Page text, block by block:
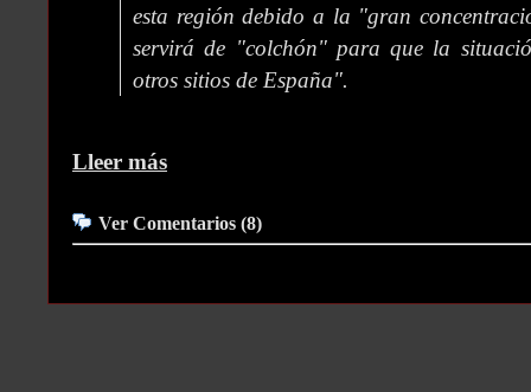
esta región debido a la "gran
servirá de "colchón" para que la
otros sitios de España".
Lleer más
Ver Comentarios (8)